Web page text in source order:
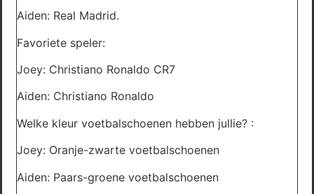
Aiden: Real Madrid.
Favoriete speler:
Joey: Christiano Ronaldo CR7
Aiden: Christiano Ronaldo
Welke kleur voetbalschoenen hebben jullie? :
Joey: Oranje-zwarte voetbalschoenen
Aiden: Paars-groene voetbalschoenen